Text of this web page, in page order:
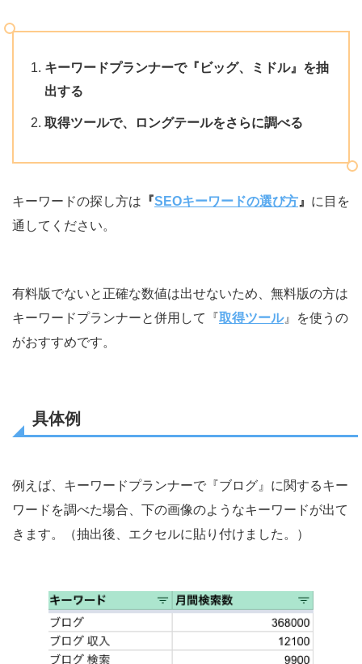
キーワードプランナーで『ビッグ、ミドル』を抽
出する
取得ツールで、ロングテールをさらに調べる
キーワードの探し方は 『SEOキーワードの選び方 』 に目を
通してください。
有料版でないと正確な数値は出せないため、無料版の方は
キーワードプランナーと併用して『取得ツール』を使うの
がおすすめです。
具体例
例えば、キーワードプランナーで『ブログ』に関するキー
ワードを調べた場合、下の画像のようなキーワードが出て
きます。（抽出後、エクセルに貼り付けました。）